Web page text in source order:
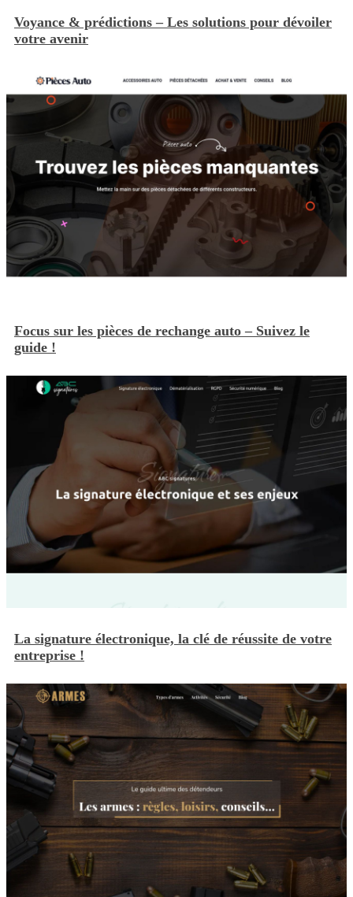
Voyance & prédictions – Les solutions pour dévoiler
votre avenir
Focus sur les pièces de rechange auto – Suivez le
guide !
La signature électronique, la clé de réussite de votre
entreprise !